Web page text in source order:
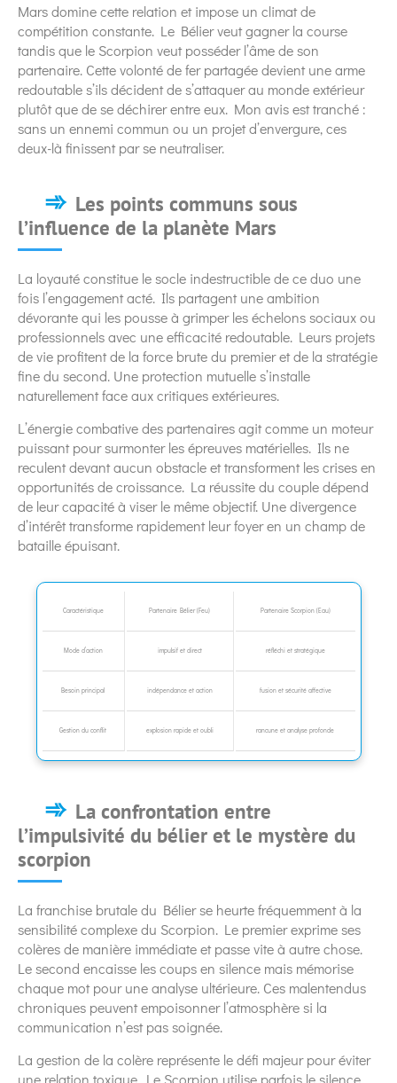
Mars domine cette relation et impose un climat de
compétition constante. Le Bélier veut gagner la course
tandis que le Scorpion veut posséder l’âme de son
partenaire. Cette volonté de fer partagée devient une arme
redoutable s’ils décident de s’attaquer au monde extérieur
plutôt que de se déchirer entre eux. Mon avis est tranché :
sans un ennemi commun ou un projet d’envergure, ces
deux-là finissent par se neutraliser.
Les points communs sous
l’influence de la planète Mars
La loyauté constitue le socle indestructible de ce duo une
fois l’engagement acté. Ils partagent une ambition
dévorante qui les pousse à grimper les échelons sociaux ou
professionnels avec une efficacité redoutable. Leurs projets
de vie profitent de la force brute du premier et de la stratégie
fine du second. Une protection mutuelle s’installe
naturellement face aux critiques extérieures.
L’énergie combative des partenaires agit comme un moteur
puissant pour surmonter les épreuves matérielles. Ils ne
reculent devant aucun obstacle et transforment les crises en
opportunités de croissance. La réussite du couple dépend
de leur capacité à viser le même objectif. Une divergence
d’intérêt transforme rapidement leur foyer en un champ de
bataille épuisant.
Caractéristique Partenaire Bélier (Feu) Partenaire Scorpion (Eau)
Mode d’action impulsif et direct réfléchi et stratégique
Besoin principal indépendance et action fusion et sécurité affective
Gestion du conflit explosion rapide et oubli rancune et analyse profonde
La confrontation entre
l’impulsivité du bélier et le mystère du
scorpion
La franchise brutale du Bélier se heurte fréquemment à la
sensibilité complexe du Scorpion. Le premier exprime ses
colères de manière immédiate et passe vite à autre chose.
Le second encaisse les coups en silence mais mémorise
chaque mot pour une analyse ultérieure. Ces malentendus
chroniques peuvent empoisonner l’atmosphère si la
communication n’est pas soignée.
La gestion de la colère représente le défi majeur pour éviter
une relation toxique. Le Scorpion utilise parfois le silence